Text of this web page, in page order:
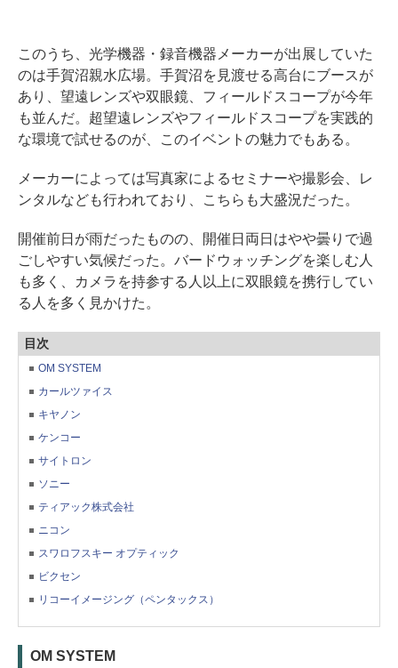
このうち、光学機器・録音機器メーカーが出展していた
のは手賀沼親水広場。手賀沼を見渡せる高台にブースが
あり、望遠レンズや双眼鏡、フィールドスコープが今年
も並んだ。超望遠レンズやフィールドスコープを実践的
な環境で試せるのが、このイベントの魅力でもある。
メーカーによっては写真家によるセミナーや撮影会、レ
ンタルなども行われており、こちらも大盛況だった。
開催前日が雨だったものの、開催日両日はやや曇りで過
ごしやすい気候だった。バードウォッチングを楽しむ人
も多く、カメラを持参する人以上に双眼鏡を携行してい
る人を多く見かけた。
目次
OM SYSTEM
カールツァイス
キヤノン
ケンコー
サイトロン
ソニー
ティアック株式会社
ニコン
スワロフスキー オプティック
ビクセン
リコーイメージング（ペンタックス）
OM SYSTEM